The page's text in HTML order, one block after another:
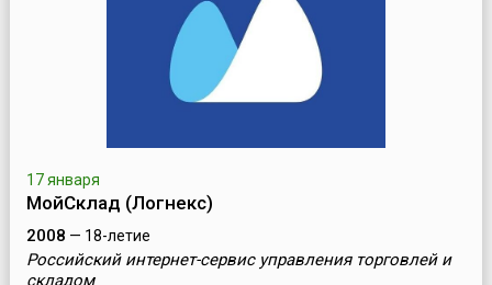
17 января
МойСклад (Логнекс)
2008 — 18-летие
Российский интернет-сервис управления торговлей и
складом